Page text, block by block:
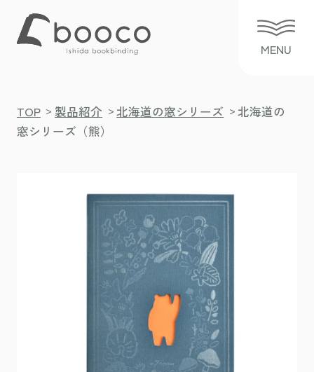
TOP > 製品紹介 > 北海道の窓シリーズ > 北海道の
窓シリーズ（熊）